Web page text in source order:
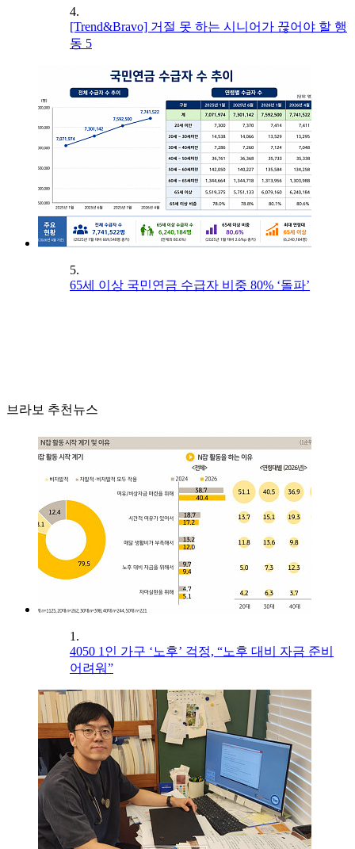
4.
[Trend&Bravo] 거절 못 하는 시니어가 끊어야 할 행
동 5
5.
65세 이상 국민연금 수급자 비중 80% ‘돌파’
브라보 추천뉴스
1.
4050 1인 가구 ‘노후’ 걱정, “노후 대비 자금 준비
어려워”